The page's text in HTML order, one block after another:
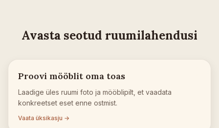
Avasta seotud ruumilahendusi
Proovi mööblit oma toas
Laadige üles ruumi foto ja mööblipilt, et vaadata
konkreetset eset enne ostmist.
Vaata üksikasju →